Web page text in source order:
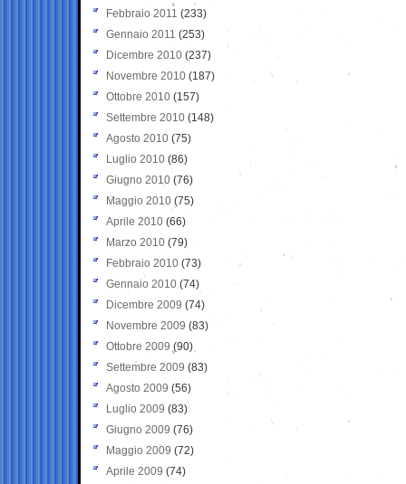
Febbraio 2011 (233)
Gennaio 2011 (253)
Dicembre 2010 (237)
Novembre 2010 (187)
Ottobre 2010 (157)
Settembre 2010 (148)
Agosto 2010 (75)
Luglio 2010 (86)
Giugno 2010 (76)
Maggio 2010 (75)
Aprile 2010 (66)
Marzo 2010 (79)
Febbraio 2010 (73)
Gennaio 2010 (74)
Dicembre 2009 (74)
Novembre 2009 (83)
Ottobre 2009 (90)
Settembre 2009 (83)
Agosto 2009 (56)
Luglio 2009 (83)
Giugno 2009 (76)
Maggio 2009 (72)
Aprile 2009 (74)